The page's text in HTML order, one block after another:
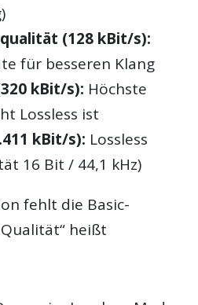
(128 kBit/s):
für besseren Klang
kBit/s): Höchste
Lossless ist
kBit/s): Lossless
16 Bit / 44,1 kHz)
fehlt die Basic-
heißt